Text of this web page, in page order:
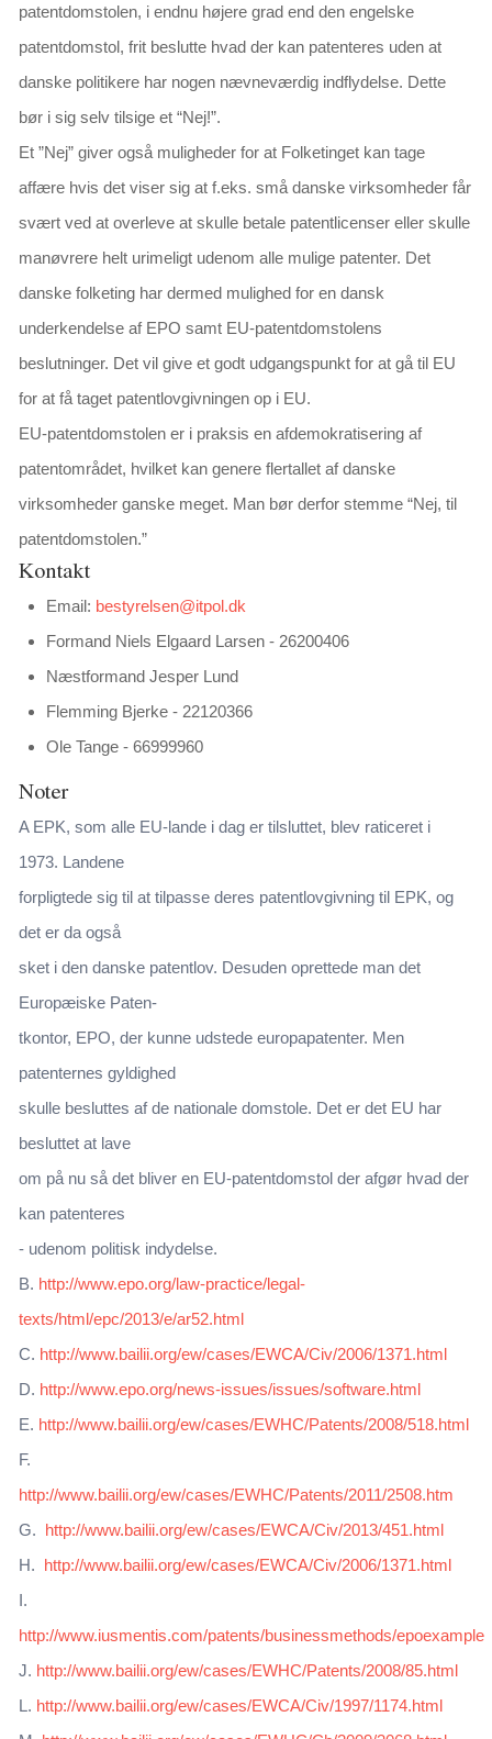
patentdomstolen, i endnu højere grad end den engelske
patentdomstol, frit beslutte hvad der kan patenteres uden at
danske politikere har nogen nævneværdig indflydelse. Dette
bør i sig selv tilsige et “Nej!”.
Et ”Nej” giver også muligheder for at Folketinget kan tage
affære hvis det viser sig at f.eks. små danske virksomheder får
svært ved at overleve at skulle betale patentlicenser eller skulle
manøvrere helt urimeligt udenom alle mulige patenter. Det
danske folketing har dermed mulighed for en dansk
underkendelse af EPO samt EU-patentdomstolens
beslutninger. Det vil give et godt udgangspunkt for at gå til EU
for at få taget patentlovgivningen op i EU.
EU-patentdomstolen er i praksis en afdemokratisering af
patentområdet, hvilket kan genere flertallet af danske
virksomheder ganske meget. Man bør derfor stemme “Nej, til
patentdomstolen.”
Kontakt
Email: bestyrelsen@itpol.dk
Formand Niels Elgaard Larsen - 26200406
Næstformand Jesper Lund
Flemming Bjerke - 22120366
Ole Tange - 66999960
Noter
A EPK, som alle EU-lande i dag er tilsluttet, blev raticeret i
1973. Landene
forpligtede sig til at tilpasse deres patentlovgivning til EPK, og
det er da også
sket i den danske patentlov. Desuden oprettede man det
Europæiske Paten-
tkontor, EPO, der kunne udstede europapatenter. Men
patenternes gyldighed
skulle besluttes af de nationale domstole. Det er det EU har
besluttet at lave
om på nu så det bliver en EU-patentdomstol der afgør hvad der
kan patenteres
- udenom politisk indydelse.
B. http://www.epo.org/law-practice/legal-
texts/html/epc/2013/e/ar52.html
C. http://www.bailii.org/ew/cases/EWCA/Civ/2006/1371.html
D. http://www.epo.org/news-issues/issues/software.html
E. http://www.bailii.org/ew/cases/EWHC/Patents/2008/518.html
F.
http://www.bailii.org/ew/cases/EWHC/Patents/2011/2508.htm
G. http://www.bailii.org/ew/cases/EWCA/Civ/2013/451.html
H. http://www.bailii.org/ew/cases/EWCA/Civ/2006/1371.html
I.
http://www.iusmentis.com/patents/businessmethods/
J. http://www.bailii.org/ew/cases/EWHC/Patents/2008/85.html
L. http://www.bailii.org/ew/cases/EWCA/Civ/1997/1174.html